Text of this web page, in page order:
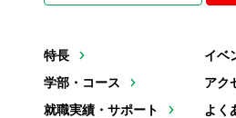
特長
学部・コース
就職実績・サポート
イベ
アク
よく